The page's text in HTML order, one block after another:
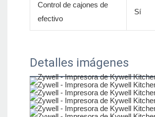
Control de cajones de
efectivo
Sí
Detalles imágenes